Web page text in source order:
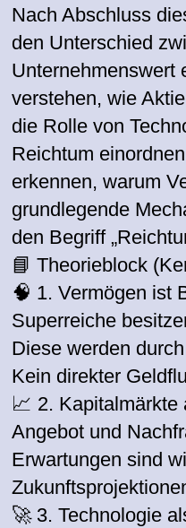
Nach Abschluss
den Unterschied
Unternehmenswert
verstehen, wie
die Rolle von
Reichtum einordnen
erkennen, warum
grundlegende
den Begriff
📘 Theorieblock
🧠 1. Vermögen ist
Superreiche
Diese werden
Kein direkter
📈 2.
Angebot und
Erwartungen sind
🚀 3. Technologie